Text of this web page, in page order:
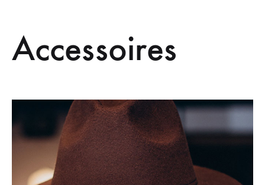
Accessoires